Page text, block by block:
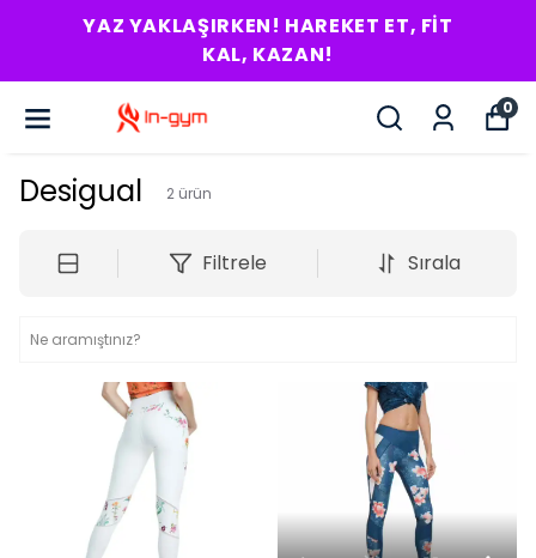
YAZ YAKLAŞIRKEN! HAREKET ET, FIT
KAL, KAZAN!
0
Desigual 2 ürün
Filtrele Sırala